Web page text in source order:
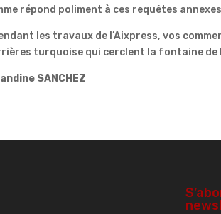
répond poliment à ces requêtes
les travaux de l’Aixpress, vos
turquoise qui cerclent la fontaine de
SANCHEZ